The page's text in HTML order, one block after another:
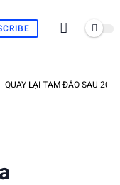
LẠI TAM ĐẢO SAU 20 NĂM